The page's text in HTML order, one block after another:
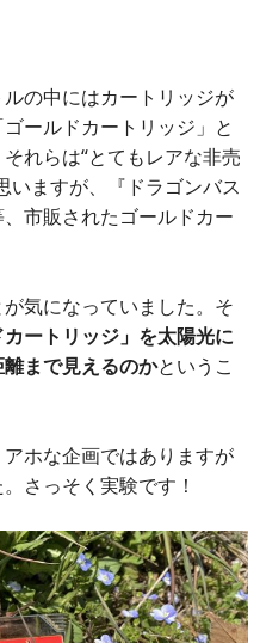
の中にはカートリッジが
ールドカートリッジ」と
れらは“とてもレアな非売
いますが、『ドラゴンバス
市販されたゴールドカー
気になっていました。そ
ートリッジ」を太陽光に
まで見えるのかというこ
ホな企画ではありますが
さっそく実験です！